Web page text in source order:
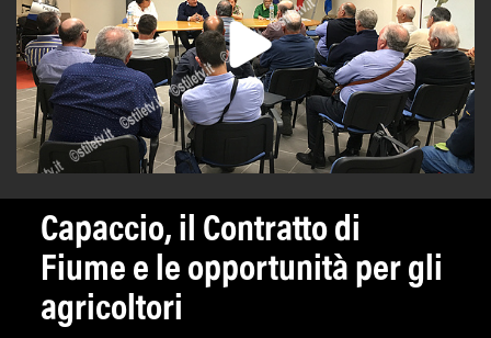
Capaccio, il Contratto di
Fiume e le opportunità per gli
agricoltori